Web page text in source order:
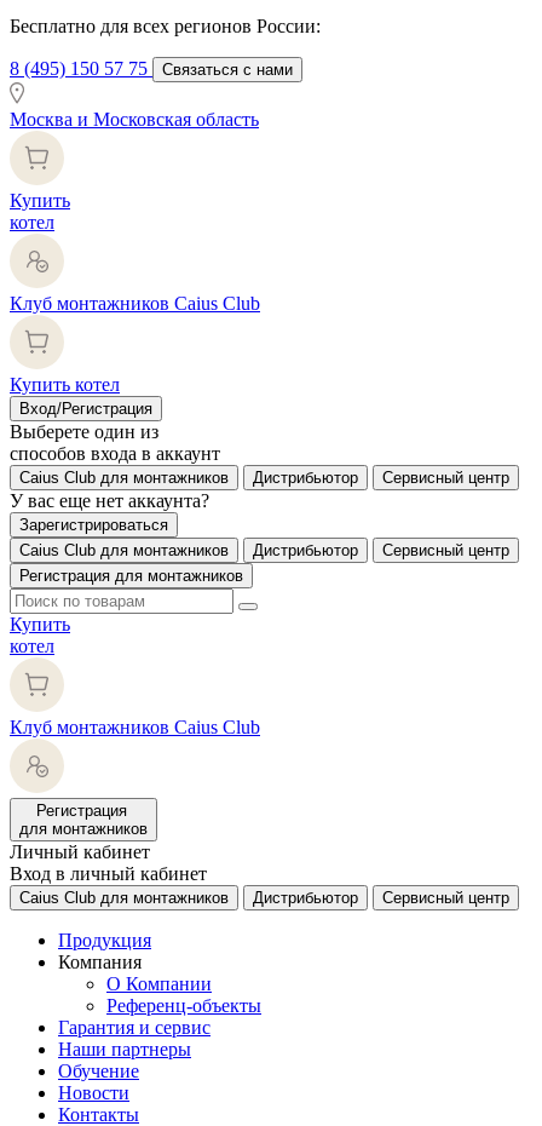
Бесплатно для всех регионов России:
8 (495) 150 57 75 Связаться с нами
Москва и Московская область
Купить
котел
Клуб монтажников Caius Club
Купить котел
Вход/Регистрация
Выберете один из
способов входа в аккаунт
Caius Club для монтажников Дистрибьютор Сервисный центр
У вас еще нет аккаунта?
Зарегистрироваться
Caius Club для монтажников
Дистрибьютор
Сервисный центр
Регистрация для монтажников
Купить
котел
Клуб монтажников Caius Club
Регистрация
для монтажников
Личный кабинет
Вход в личный кабинет
Caius Club для монтажников Дистрибьютор Сервисный центр
Продукция
Компания
О Компании
Референц-объекты
Гарантия и сервис
Наши партнеры
Обучение
Новости
Контакты